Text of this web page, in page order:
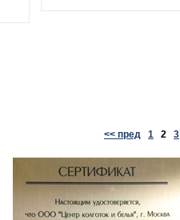
<< пред 1 2 3